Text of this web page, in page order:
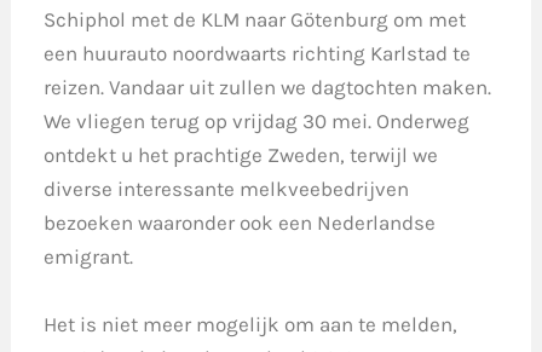
Schiphol met de KLM naar Götenburg om met
een huurauto noordwaarts richting Karlstad te
reizen. Vandaar uit zullen we dagtochten maken.
We vliegen terug op vrijdag 30 mei. Onderweg
ontdekt u het prachtige Zweden, terwijl we
diverse interessante melkveebedrijven
bezoeken waaronder ook een Nederlandse
emigrant.
Het is niet meer mogelijk om aan te melden,